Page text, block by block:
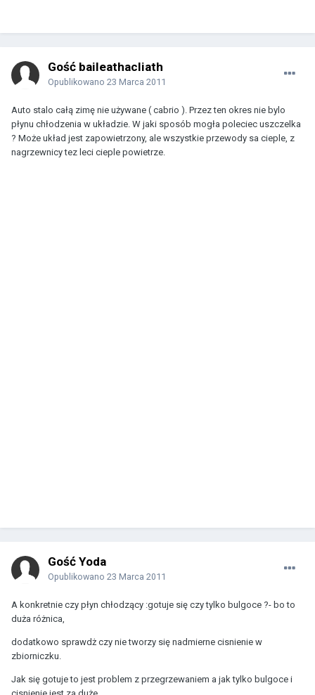
Gość baileathacliath
Opublikowano 23 Marca 2011
Auto stalo całą zimę nie używane ( cabrio ). Przez ten okres nie bylo
płynu chłodzenia w układzie. W jaki sposób mogła poleciec uszczelka
? Może układ jest zapowietrzony, ale wszystkie przewody sa cieple, z
nagrzewnicy tez leci cieple powietrze.
Gość Yoda
Opublikowano 23 Marca 2011
A konkretnie czy płyn chłodzący :gotuje się czy tylko bulgoce ?- bo to
duża różnica,
dodatkowo sprawdż czy nie tworzy się nadmierne cisnienie w
zbiorniczku.
Jak się gotuje to jest problem z przegrzewaniem a jak tylko bulgoce i